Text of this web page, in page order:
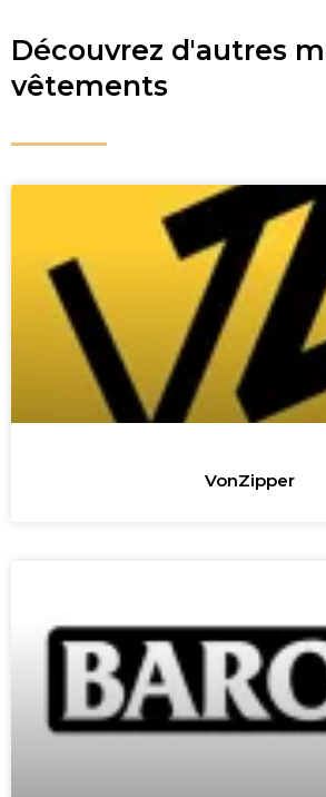
Découvrez d'autres
vêtements
VonZipper